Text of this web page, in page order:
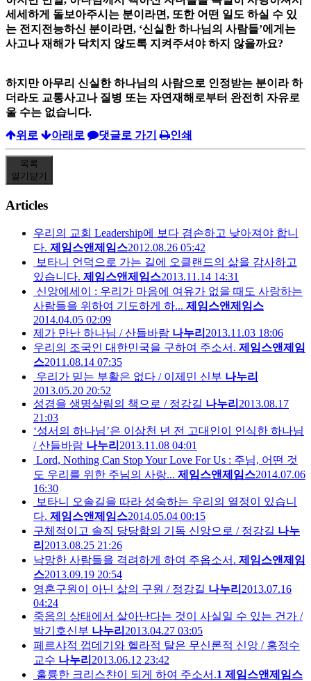
세세하게 돌보아주시는 분이라면, 또한 어떤 일도 하실 수 있
는 전지전능하신 분이라면, ‘신실한 하나님의 사람들’에게는
사고나 재해가 닥치지 않도록 지켜주셔야 하지 않을까요?
하지만 아무리 신실한 하나님의 사람으로 인정받는 분이라 하
더라도 교통사고나 질병 또는 자연재해로부터 완전히 자유로
울 수는 없습니다.
위로
아래로 댓글로 가기 인쇄
목록
열기 닫기
Articles
우리의 교회 Leadership에 보다 겸손하고 낮아져야 합니
다. 제임스앤제임스2012.08.26 05:42
보타니 언덕으로 가는 길에 오클랜드의 삶을 감사하고
있습니다. 제임스앤제임스2013.11.14 14:31
신앙에세이 : 우리가 마음에 여유가 없을 때도 사랑하는
사람들을 위하여 기도하게 하... 제임스앤제임스
2014.04.05 02:09
제가 만난 하나님 / 산들바람 나누리 2013.11.03 18:06
우리의 조국인 대한민국을 구하여 주소서. 제임스앤제임
스2011.08.14 07:35
우리가 믿는 부활은 없다 / 이제민 신부 나누리
2013.05.20 20:52
성경을 생명살림의 책으로 / 정강길 나누리 2013.08.17
21:03
‘성서의 하나님’은 이삼천 년 전 고대인이 인식한 하나님
/ 산들바람 나누리 2013.11.08 04:01
Lord, Nothing Can Stop Your Love For Us : 주님, 어떤 것
도 우리를 위한 주님의 사랑... 제임스앤제임스2014.07.06
16:30
보타니 오솔길을 따라 성숙하는 우리의 열정이 있습니
다. 제임스앤제임스2014.05.04 00:15
구체적이고 솔직 당당함의 기독 신앙으로 / 정강길 나누
리 2013.08.25 21:26
낙망한 사람들을 격려하게 하여 주옵소서. 제임스앤제임
스2013.09.19 20:54
영혼구원이 아닌 삶의 구원 / 정강길 나누리 2013.07.16
04:24
죽음의 상태에서 살아난다는 것이 사실일 수 있는 건가 /
박기호신부 나누리 2013.04.27 03:05
페르샤적 껍데기와 헬라적 탈은 무신론적 신앙 / 홍정수
교수 나누리 2013.06.12 23:42
훌륭한 크리스챤이 되게 하여 주소서.1 제임스앤제임스